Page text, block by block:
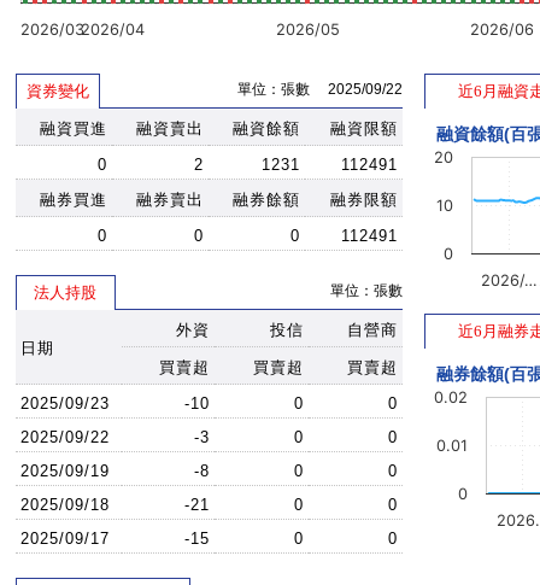
2026/032026/04 2026/05 2026/06
資券變化 單位：張數 2025/09/22
融資買進 融資賣出 融資餘額
融資限額
0
2 1231
112491
融券買進
融券賣出 融券餘額
融券限額
0
0 0 112491
法人持股 單位：張數
日期
外資 投信 自營商
買賣超 買賣超
買賣超
2025/09/23
-10 0
0
2025/09/22
-3 0
0
2025/09/19
-8 0
0
2025/09/18
-21 0
0
2025/09/17
-15 0 0
近6月融資
融資餘額(百
2026/…
0
10
20
近6月融券
融券餘額(百
0
0.01
0.02